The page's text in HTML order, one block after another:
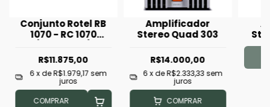
Conjunto Rotel RB
1070 - RC 1070
R$11.875,00
6x deR$1.979,17 sem
juros
COMPRAR
Amplificador
Stereo Quad 303
R$14.000,00
6x deR$2.333,33 sem
juros
COMPRAR